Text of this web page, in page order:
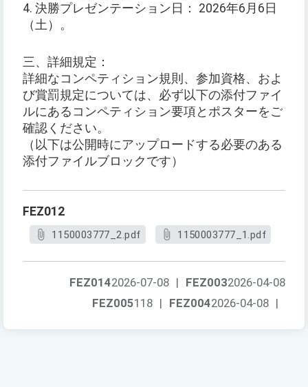
4. 決勝プレゼンテーション日： 2026年6月6日
（土）。
三、詳細規定：
詳細なコンペティション規則、参加資格、およ
び賞罰規定については、必ず以下の添付ファイ
ルにあるコンペティション要項とポスターをご
確認ください。
（以下は公開時にアップロードする必要のある
添付ファイルブロックです）
FEZ012
1150003777_2.pdf 1150003777_1.pdf
FEZ0032026-04-08
FEZ0142026-07-08 |
FEZ0042026-04-08 |
FEZ005118 |